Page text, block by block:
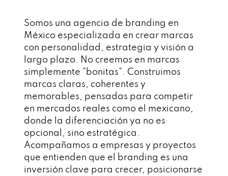
Somos una agencia de branding en
México especializada en crear marcas
con personalidad, estrategia y visión a
largo plazo. No creemos en marcas
simplemente “bonitas”. Construimos
marcas claras, coherentes y
memorables, pensadas para competir
en mercados reales como el mexicano,
donde la diferenciación ya no es
opcional, sino estratégica.
Acompañamos a empresas y proyectos
que entienden que el branding es una
inversión clave para crecer, posicionarse